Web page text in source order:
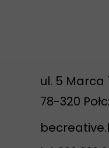
ul. 5 Marca
78-320